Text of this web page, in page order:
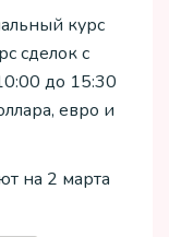
курс
сделок с
до 15:30
евро и
на 2 марта